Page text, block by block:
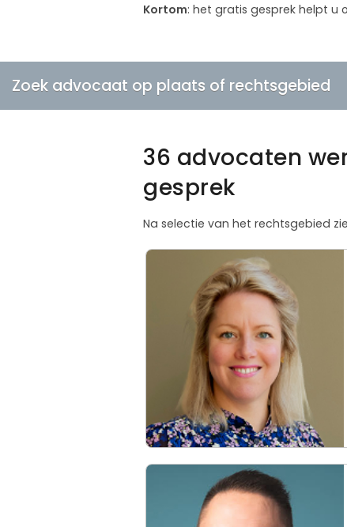
Kortom: het gratis gesprek helpt u
Zoek advocaat op plaats of rechtsgebied
36 advocaten
gesprek
Na selectie van het rechtsgebied